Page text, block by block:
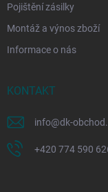
Pojištění zásilky
Montáž a výnos zboží
Informace o nás
KONTAKT
info@dk-
+420 774 590